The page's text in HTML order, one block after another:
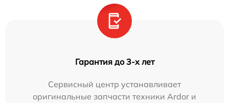
Гарантия до 3-х лет
Сервисный центр устанавливает
оригинальные запчасти техники Ardor и